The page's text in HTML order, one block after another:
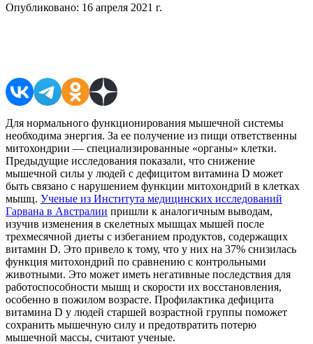
Опубликовано: 16 апреля 2021 г.
Для нормального функционирования мышечной системы
необходима энергия. За ее получение из пищи ответственны
митохондрии — специализированные «органы» клетки.
Предыдущие исследования показали, что снижение
мышечной силы у людей с дефицитом витамина D может
быть связано с нарушением функции митохондрий в клетках
мышц. Ученые из Института медицинских исследований
Гарвана в Австралии пришли к аналогичным выводам,
изучив изменения в скелетных мышцах мышей после
трехмесячной диеты с избеганием продуктов, содержащих
витамин D. Это привело к тому, что у них на 37% снизилась
функция митохондрий по сравнению с контрольными
животными. Это может иметь негативные последствия для
работоспособности мышц и скорости их восстановления,
особенно в пожилом возрасте. Профилактика дефицита
витамина D у людей старшей возрастной группы поможет
сохранить мышечную силу и предотвратить потерю
мышечной массы, считают ученые.